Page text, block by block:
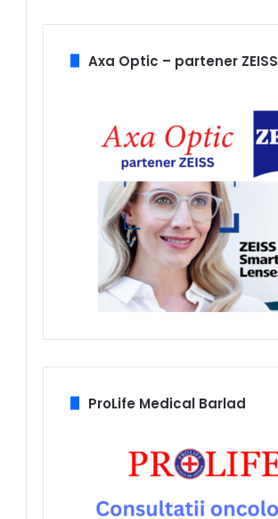
Axa Optic – partener ZEISS
ProLife Medical Barlad